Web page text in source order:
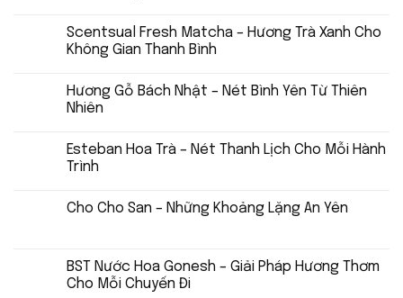
Scentsual Fresh Matcha – Hương Trà Xanh Cho
Không Gian Thanh Bình
Hương Gỗ Bách Nhật – Nét Bình Yên Từ Thiên
Nhiên
Esteban Hoa Trà – Nét Thanh Lịch Cho Mỗi Hành
Trình
Cho Cho San – Những Khoảng Lặng An Yên
BST Nước Hoa Gonesh – Giải Pháp Hương Thơm
Cho Mỗi Chuyến Đi